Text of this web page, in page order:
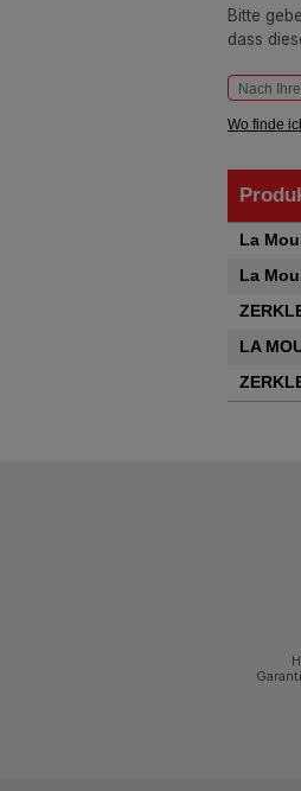
Bitte
dass
Wo finde
La
La
LA